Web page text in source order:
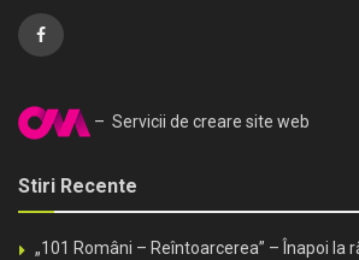
– Servicii de creare site web
Stiri Recente
„101 Români – Reîntoarcerea” – Înapoi la